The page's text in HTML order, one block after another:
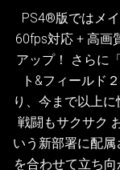
PS4®版ではメ
60fps対応 + 高画
アップ！ さらに
ト&フィールド
り、今まで以上
戦闘もサクサク
いう新部署に配
を合わせて立ち